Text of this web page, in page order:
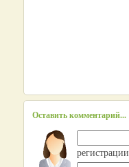
Оставить комментарий...
регистрации